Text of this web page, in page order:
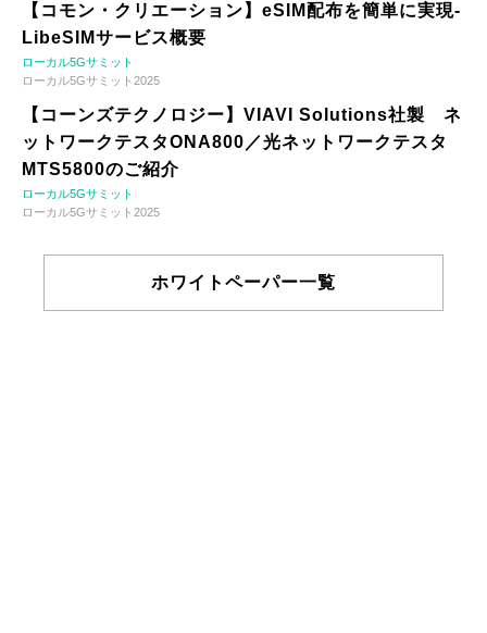
【コモン・クリエーション】eSIM配布を簡単に実現-
LibeSIMサービス概要
ローカル5Gサミット
ローカル5Gサミット2025
【コーンズテクノロジー】VIAVI Solutions社製 ネ
ットワークテスタONA800／光ネットワークテスタ
MTS5800のご紹介
ローカル5Gサミット
ローカル5Gサミット2025
ホワイトペーパー一覧